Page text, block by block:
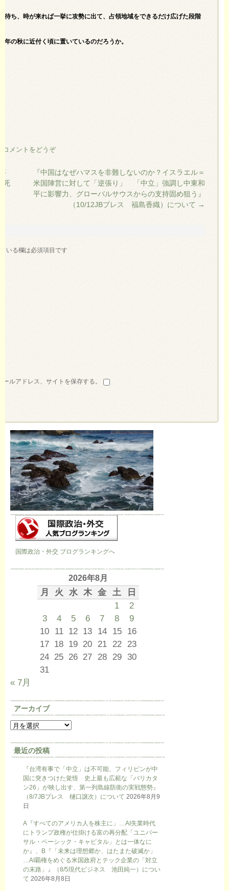
ち、時が来れば一挙に攻勢に出て、占領地域をできるだけ広げた段階
の秋に近付く頃に置いているのだろうか。
コメントをどうぞ
死
『中国はなぜハマスを非難しないのか？イスラエル＝
米国陣営に対して「逆張り」 「中立」強調し中東和
平に影響力、グローバルサウスからの支持固め狙う』
（10/12JBプレス 福島香織）について →
いる欄は必須項目です
ルアドレス、サイトを保存する。
国際政治・外交 ブログランキングへ
2026年8月
月 火 水 木 金 土
日
1
2
3
4 5 6 7 8
9
10 11 12 13 14 15
16
17 18 19 20 21 22
23
24 25 26 27 28 29 30
31
« 7月
アーカイブ
最近の投稿
『台湾有事で「中立」は不可能、フィリピンが中
国に突きつけた覚悟 史上最も広範な「バリカタ
ン26」が映し出す、第一列島線防衛の実戦態勢』
（8/7JBプレス 樋口譲次）について 2026年8月9
日
A『すべてのアメリカ人を株主に」…AI失業時代
にトランプ政権が仕掛ける富の再分配「ユニバー
サル・ベーシック・キャピタル」とは一体なに
か』、B『「未来は理想郷か、はたまた破滅か」
…AI覇権をめぐる米国政府とテック企業の「対立
の末路」』（8/5現代ビジネス 池田純一）につい
て 2026年8月8日